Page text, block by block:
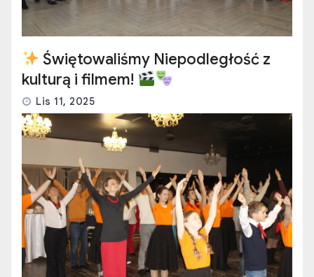
Świętowaliśmy Niepodległość z
kulturą i filmem!
Lis 11, 2025